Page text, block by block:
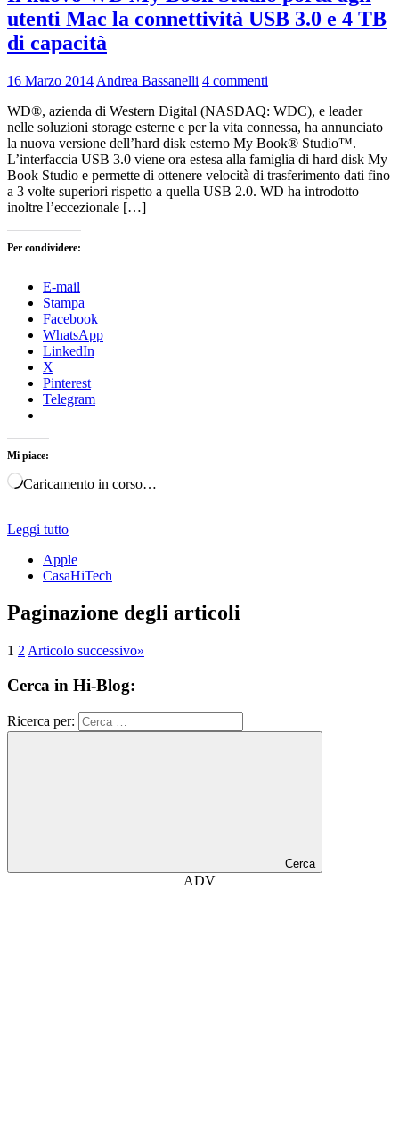
utenti Mac la connettività USB 3.0 e 4 TB
di capacità
16 Marzo 2014 Andrea Bassanelli 4 commenti
WD®, azienda di Western Digital (NASDAQ: WDC), e leader
nelle soluzioni storage esterne e per la vita connessa, ha annunciato
la nuova versione dell’hard disk esterno My Book® Studio™.
L’interfaccia USB 3.0 viene ora estesa alla famiglia di hard disk My
Book Studio e permette di ottenere velocità di trasferimento dati fino
a 3 volte superiori rispetto a quella USB 2.0. WD ha introdotto
inoltre l’eccezionale […]
Per condividere:
E-mail
Stampa
Facebook
WhatsApp
LinkedIn
X
Pinterest
Telegram
Mi piace:
Caricamento in corso…
Leggi tutto
Apple
CasaHiTech
Paginazione degli articoli
1 2 Articolo successivo»
Cerca in Hi-Blog:
Ricerca per:
Cerca
ADV